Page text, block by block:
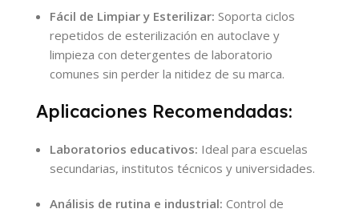
Fácil de Limpiar y Esterilizar: Soporta ciclos
repetidos de esterilización en autoclave y
limpieza con detergentes de laboratorio
comunes sin perder la nitidez de su marca.
Aplicaciones Recomendadas:
Laboratorios educativos: Ideal para escuelas
secundarias, institutos técnicos y universidades.
Análisis de rutina e industrial: Control de